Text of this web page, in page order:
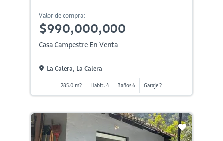
Valor de compra:
$990,000,000
Casa Campestre En Venta
La Calera, La Calera
285.0 m2 Habit. 4 Baños 6 Garaje 2